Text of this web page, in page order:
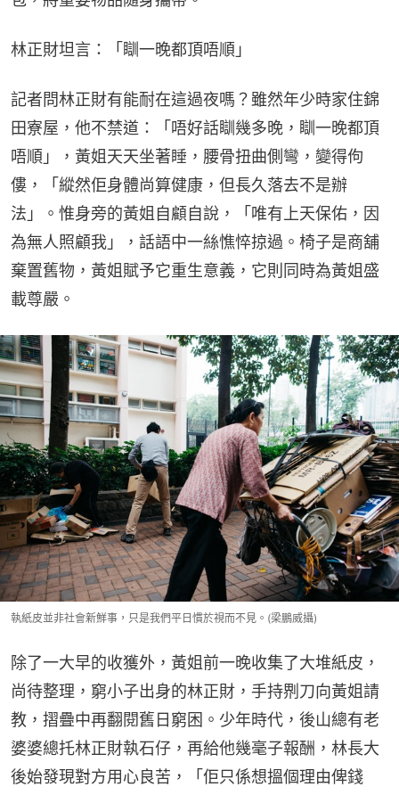
林正財坦言：「瞓一晚都頂唔順」
記者問林正財有能耐在這過夜嗎？雖然年少時家住錦
田寮屋，他不禁道：「唔好話瞓幾多晚，瞓一晚都頂
唔順」，黃姐天天坐著睡，腰骨扭曲側彎，變得佝
僂，「縱然佢身體尚算健康，但長久落去不是辦
法」。惟身旁的黃姐自顧自說，「唯有上天保佑，因
為無人照顧我」，話語中一絲憔悴掠過。椅子是商舖
棄置舊物，黃姐賦予它重生意義，它則同時為黃姐盛
載尊嚴。
執紙皮並非社會新鮮事，只是我們平日慣於視而不見。(梁鵬威攝)
除了一大早的收獲外，黃姐前一晚收集了大堆紙皮，
尚待整理，窮小子出身的林正財，手持𠝹刀向黃姐請
教，摺疊中再翻閱舊日窮困。少年時代，後山總有老
婆婆總托林正財執石仔，再給他幾毫子報酬，林長大
後始發現對方用心良苦，「佢只係想搵個理由俾錢